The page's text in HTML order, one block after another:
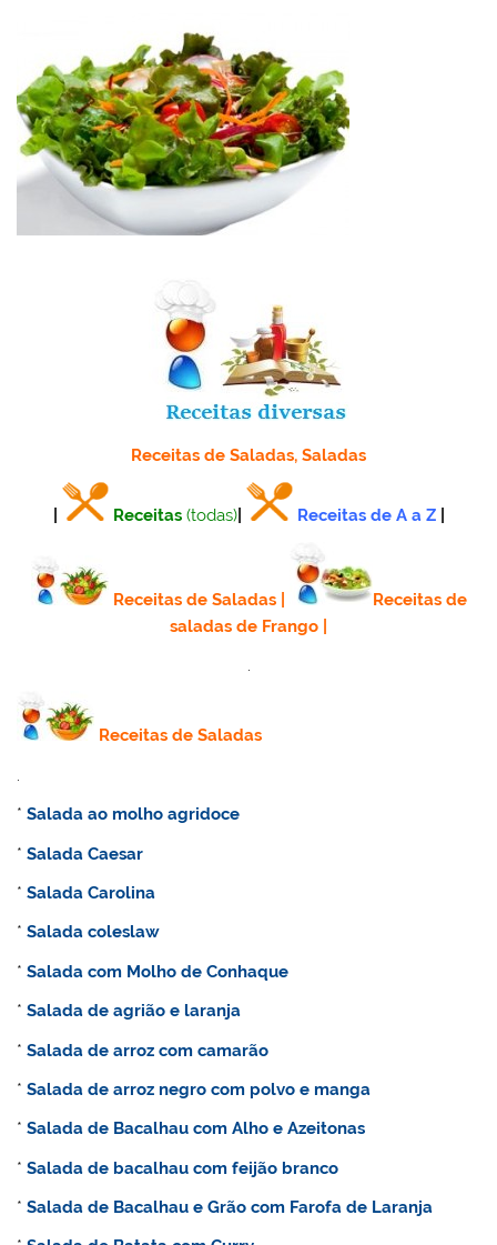
Receitas de Saladas, Saladas
Receitas (todas)| Receitas de A a Z|
Receitas de Saladas|
Receitas de
saladas de Frango
.
Receitas de Saladas
.
*Salada ao molho agridoce
*Salada Caesar
*Salada Carolina
*Salada coleslaw
*Salada com Molho de Conhaque
*Salada de agrião e laranja
*Salada de arroz com camarão
*Salada de arroz negro com polvo e manga
*Salada de Bacalhau com Alho e Azeitonas
*Salada de bacalhau com feijão branco
*Salada de Bacalhau e Grão com Farofa de Laranja